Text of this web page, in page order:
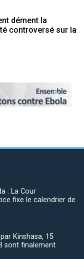
dément la
controversé sur la
Next
: La Cour
fixe le calendrier de
Kinshasa, 15
sont finalement